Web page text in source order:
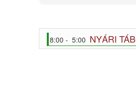
8:00 - 5:00 NYÁRI